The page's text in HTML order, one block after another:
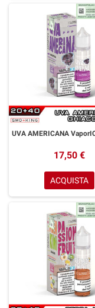
17,50 €
ACQUISTA